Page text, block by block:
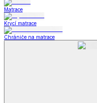
Matrace
Krycí matrace
Chrániče na matrace